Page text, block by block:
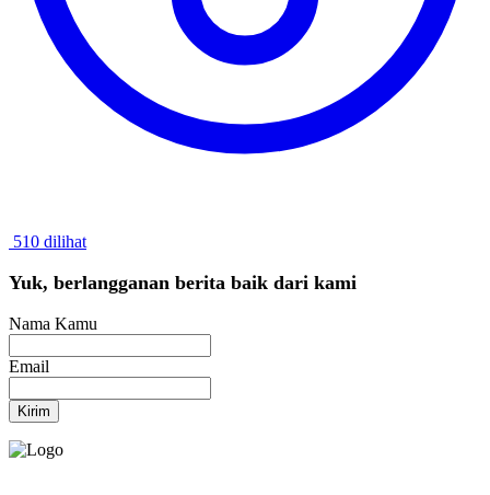
510 dilihat
Yuk, berlangganan berita baik dari kami
Nama Kamu
Email
Kirim